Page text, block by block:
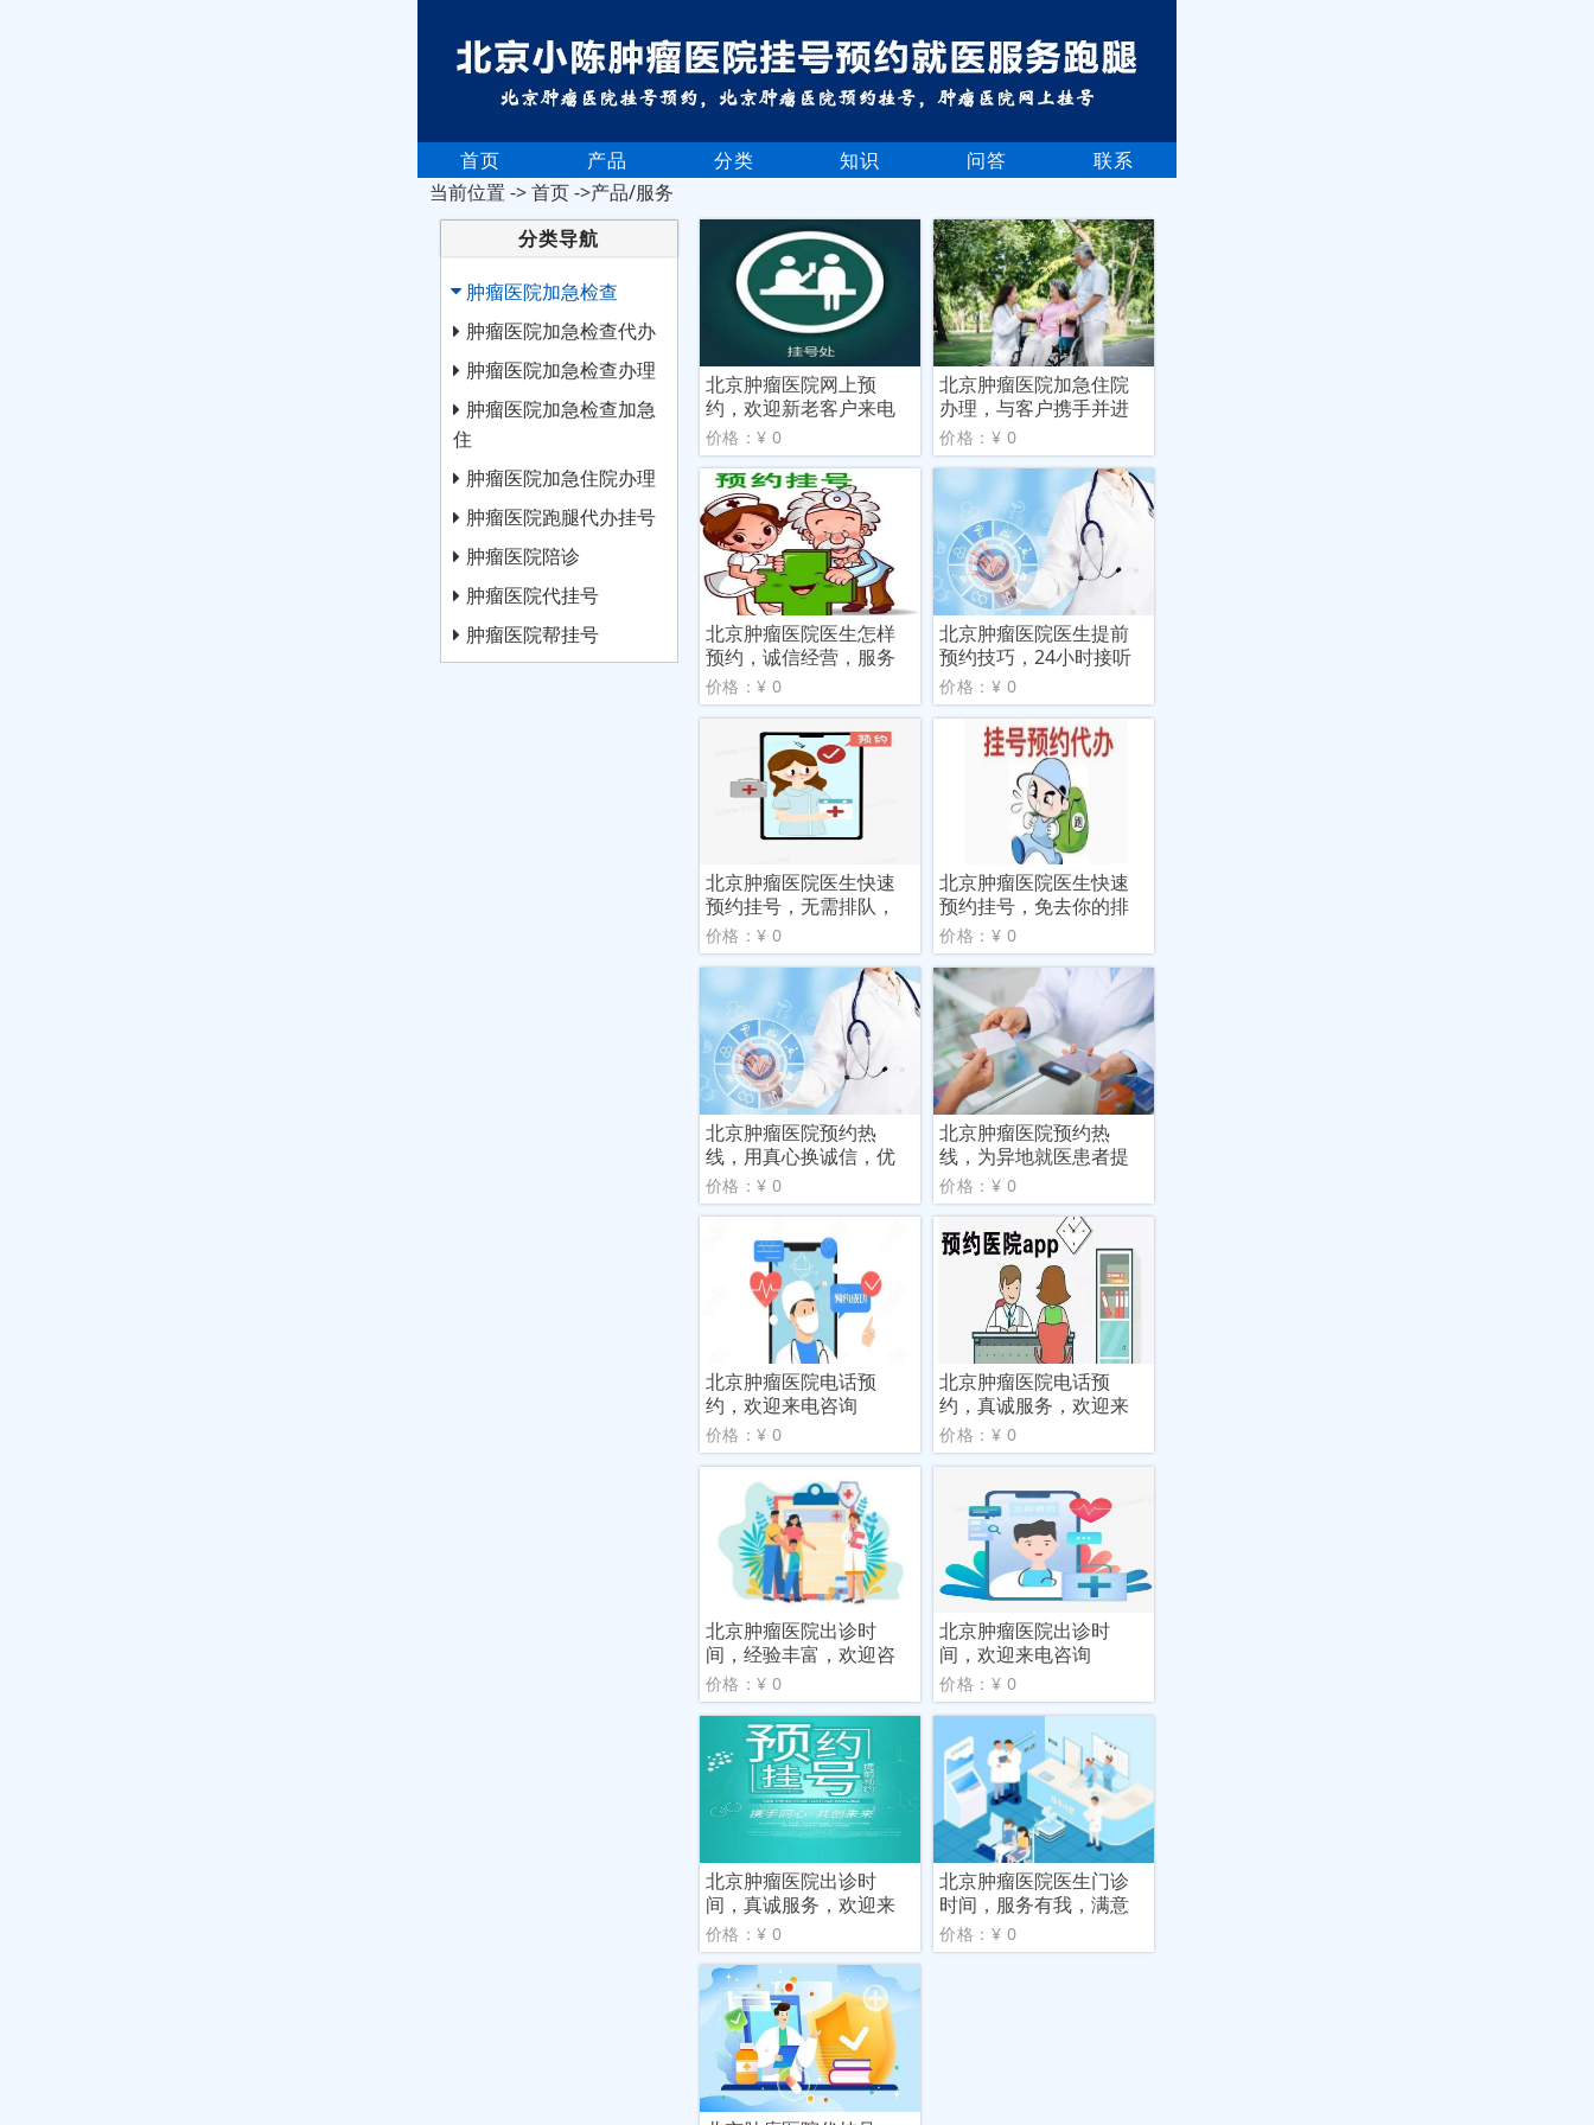
首页 产品 分类 知识 问答
联系
当前位置 ->首页->产品/服务
分类导航
肿瘤医院加急检查
肿瘤医院加急检查代办
肿瘤医院加急检查办理
肿瘤医院加急检查加急
住
肿瘤医院加急住院办理
肿瘤医院跑腿代办挂号
肿瘤医院陪诊
肿瘤医院代挂号
肿瘤医院帮挂号
北京肿瘤医院网上预
约，欢迎新老客户来电
咨询
价格：¥ 0
北京肿瘤医院加急住院
办理，与客户携手并进
价格：¥ 0
北京肿瘤医院医生怎样
预约，诚信经营，服务
好
价格：¥ 0
北京肿瘤医院医生提前
预约技巧，24小时接听
您
价格：¥ 0
北京肿瘤医院医生快速
预约挂号，无需排队，
轻松
价格：¥ 0
北京肿瘤医院医生快速
预约挂号，免去你的排
队之
价格：¥ 0
北京肿瘤医院预约热
线，用真心换诚信，优
质服务
价格：¥ 0
北京肿瘤医院预约热
线，为异地就医患者提
供便捷
价格：¥ 0
北京肿瘤医院电话预
约，欢迎来电咨询
价格：¥ 0
北京肿瘤医院电话预
约，真诚服务，欢迎来
电
价格：¥ 0
北京肿瘤医院出诊时
间，经验丰富，欢迎咨
询
价格：¥ 0
北京肿瘤医院出诊时
间，欢迎来电咨询
价格：¥ 0
北京肿瘤医院出诊时
间，真诚服务，欢迎来
电
价格：¥ 0
北京肿瘤医院医生门诊
时间，服务有我，满意
由您
价格：¥ 0